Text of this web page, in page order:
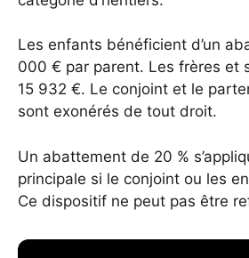
Les enfants bénéficient d’un
000 € par parent. Les frères et
15 932 €. Le conjoint et le
sont exonérés de tout droit.
Un abattement de 20 %
principale si le conjoint ou les
Ce dispositif ne peut pas être